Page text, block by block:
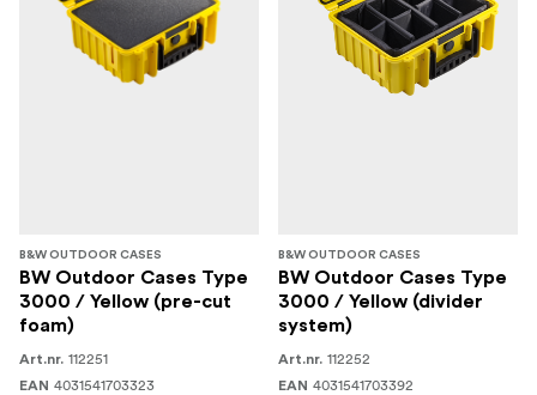
B&W OUTDOOR CASES
BW Outdoor Cases Type
3000 / Yellow (pre-cut
foam)
Art.nr. 112251
EAN 4031541703323
B&W OUTDOOR CASES
BW Outdoor Cases Type
3000 / Yellow (divider
system)
Art.nr. 112252
EAN 4031541703392